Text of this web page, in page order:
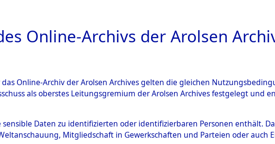
ARCHIVALE ÜBERSICHT BILD
Online-Archivs der Arolsen
Online-Archiv der Arolsen Archives gelten die gleichen
als oberstes Leitungsgremium der Arolsen Archives festgelegt und
sensible Daten zu identifizierten oder identifizierbaren Personen enthält.
Mitgliedschaft in Gewerkschaften und Parteien oder auch